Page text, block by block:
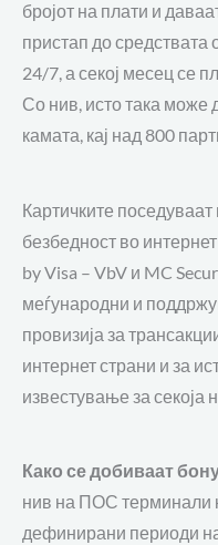
бројот на плати и
пристап до средствата
24/7, а секој месец се
Со нив, исто така може
камата, кај над 800
Картичките поседуваат
безбедност во
by Visa – VbV и MC
меѓународни и
провизија за
интернет страни и за
известување за секоја
Како се добиваат
нив на ПОС терминали
дефинирани периоди